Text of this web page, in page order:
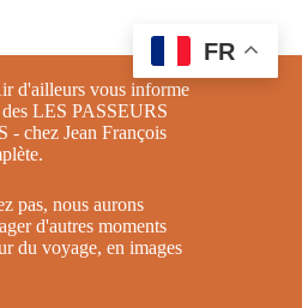
d'ailleurs vous informe
LES PASSEURS
chez Jean François
pas, nous aurons
d'autres moments
du voyage, en images
FR